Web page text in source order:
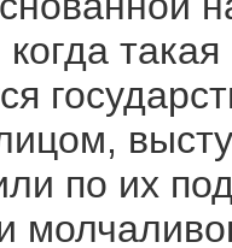
когда
по их